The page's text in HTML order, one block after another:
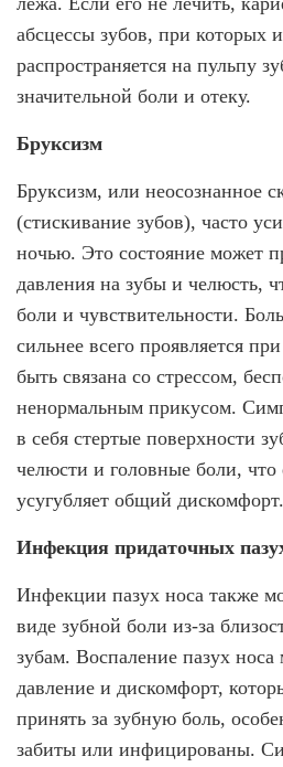
абсцессы зубов, при которых
распространяется на пульпу
значительной боли и отеку.
Бруксизм
Бруксизм, или неосознанное
(стискивание зубов), часто
ночью. Это состояние может
давления на зубы и челюсть,
боли и чувствительности.
сильнее всего проявляется
быть связана со стрессом,
ненормальным прикусом.
в себя стертые поверхности
челюсти и головные боли,
усугубляет общий дискомфорт.
Инфекция придаточных
Инфекции пазух носа также
виде зубной боли из-за
зубам. Воспаление пазух носа
давление и дискомфорт,
принять за зубную боль,
забиты или инфицированы.